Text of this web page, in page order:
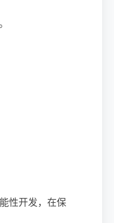
性开发，在保